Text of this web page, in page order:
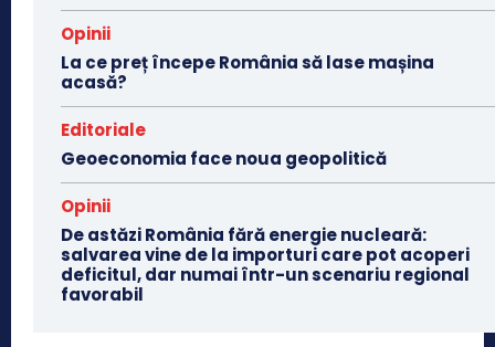
Opinii
La ce preț începe România să lase mașina
acasă?
Editoriale
Geoeconomia face noua geopolitică
Opinii
De astăzi România fără energie nucleară:
salvarea vine de la importuri care pot acoperi
deficitul, dar numai într-un scenariu regional
favorabil